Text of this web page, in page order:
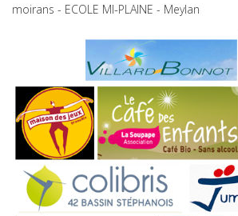
moirans - ECOLE MI-PLAINE - Meylan